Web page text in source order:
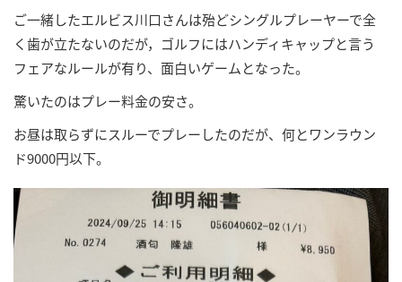
ご一緒したエルビス川口さんは殆どシングルプレーヤーで全
く歯が立たないのだが，ゴルフにはハンディキャップと言う
フェアなルールが有り、面白いゲームとなった。
驚いたのはプレー料金の安さ。
お昼は取らずにスルーでプレーしたのだが、何とワンラウン
ド9000円以下。